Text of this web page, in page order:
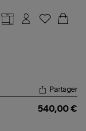
Partager
540,00 €